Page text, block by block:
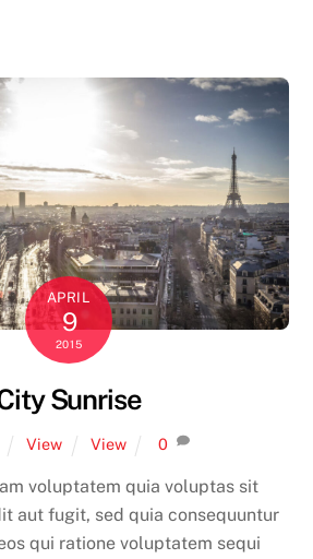
APRIL
9
2015
Sunrise
View View 0
voluptatem quia voluptas sit
aut fugit, sed quia consequuntur
qui ratione voluptatem sequi